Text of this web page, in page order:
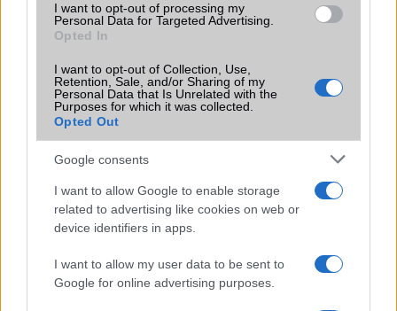
I want to opt-out of processing my
Personal Data for Targeted Advertising.
Opted In
I want to opt-out of Collection, Use,
Retention, Sale, and/or Sharing of my
Personal Data that Is Unrelated with the
Purposes for which it was collected.
Opted Out
Google consents
I want to allow Google to enable storage
related to advertising like cookies on web or
device identifiers in apps.
I want to allow my user data to be sent to
Google for online advertising purposes.
Terület Globális
Funkciók
Brand Nincs
Védelem Nincs
SAR
N/A = Nincs adat. Legutóbbi frissítés: 2026-07-13 19:00:00